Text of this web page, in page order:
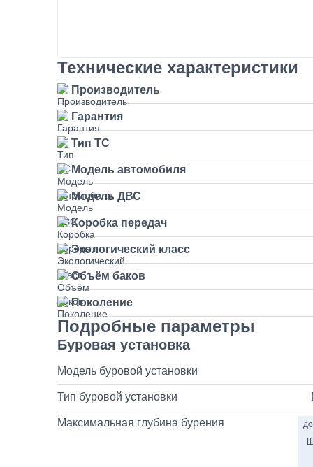
Технические характеристики
Производитель
Гарантия
Тип ТС
Модель автомобиля
Модель ДВС
Коробка передач
Экологический класс
Объём баков
Поколение
Подробные параметры
Буровая установка
Модель буровой установки
Тип буровой установки
Максимальная глубина бурения